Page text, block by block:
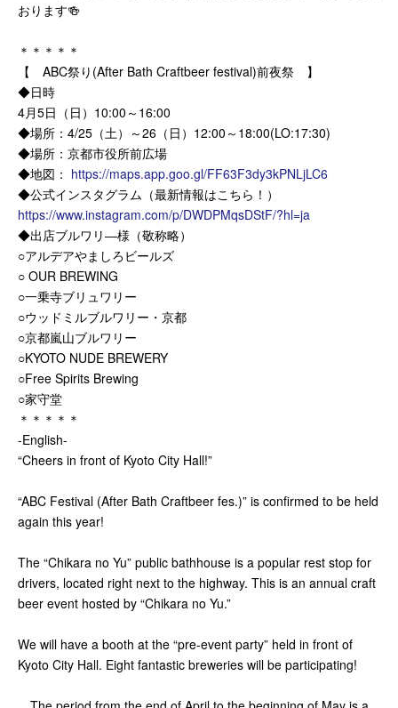
おります🍻
＊＊＊＊＊
【 ABC祭り(After Bath Craftbeer festival)前夜祭 】
◆日時
4月5日（日）10:00～16:00
◆場所：4/25（土）～26（日）12:00～18:00(LO:17:30)
◆場所：京都市役所前広場
◆地図： https://maps.app.goo.gl/FF63F3dy3kPNLjLC6
◆公式インスタグラム（最新情報はこちら！）
https://www.instagram.com/p/DWDPMqsDStF/?hl=ja
◆出店ブルワリ―様（敬称略）
○アルデアやましろビールズ
○ OUR BREWING
○一乗寺ブリュワリー
○ウッドミルブルワリー・京都
○京都嵐山ブルワリー
○KYOTO NUDE BREWERY
○Free Spirits Brewing
○家守堂
＊＊＊＊＊
-English-
“Cheers in front of Kyoto City Hall!”
“ABC Festival (After Bath Craftbeer fes.)” is confirmed to be held
again this year!
The “Chikara no Yu” public bathhouse is a popular rest stop for
drivers, located right next to the highway. This is an annual craft
beer event hosted by “Chikara no Yu.”
We will have a booth at the “pre-event party” held in front of
Kyoto City Hall. Eight fantastic breweries will be participating!